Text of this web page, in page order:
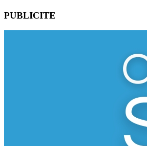
PUBLICITE